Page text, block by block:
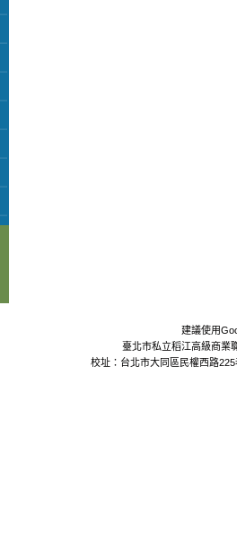
建議使用
臺北市私立稻江高級商業
校址：台北市大同區民權西路